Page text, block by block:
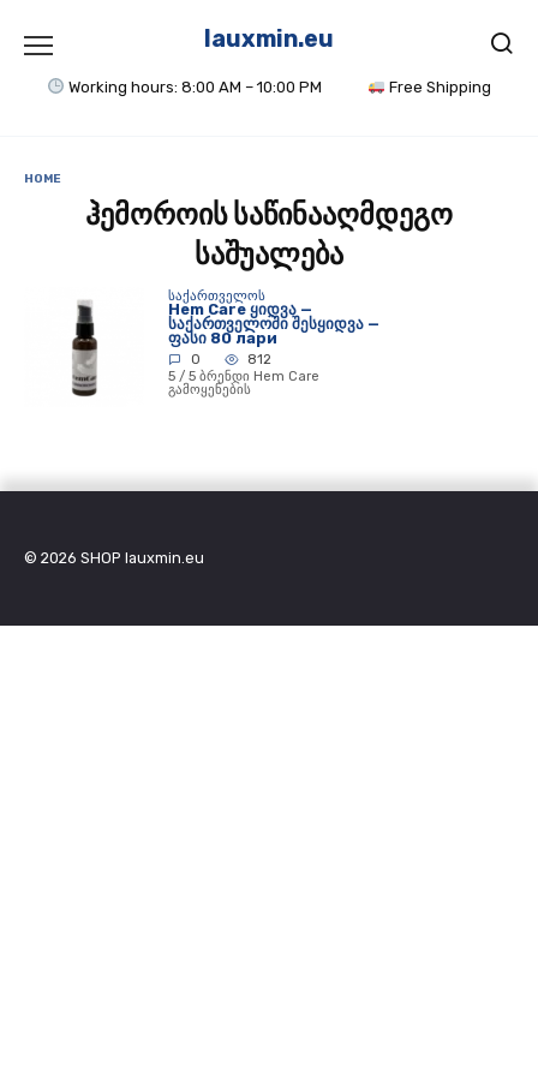
content
lauxmin.eu
Working hours: 8:00 AM – 10:00 PM Free Shipping
HOME
ჰემოროის საწინააღმდეგო
საშუალება
ᲡᲐᲥᲐᲠᲗᲕᲔᲚᲝᲡ
Hem Care ყიდვა —
საქართველოში შესყიდვა —
ფასი 80 лари
0
812
5 / 5 ბრენდი Hem Care
გამოყენების
© 2026 SHOP lauxmin.eu